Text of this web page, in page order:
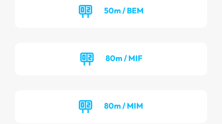
50m / BEM
80m / MIF
80m / MIM